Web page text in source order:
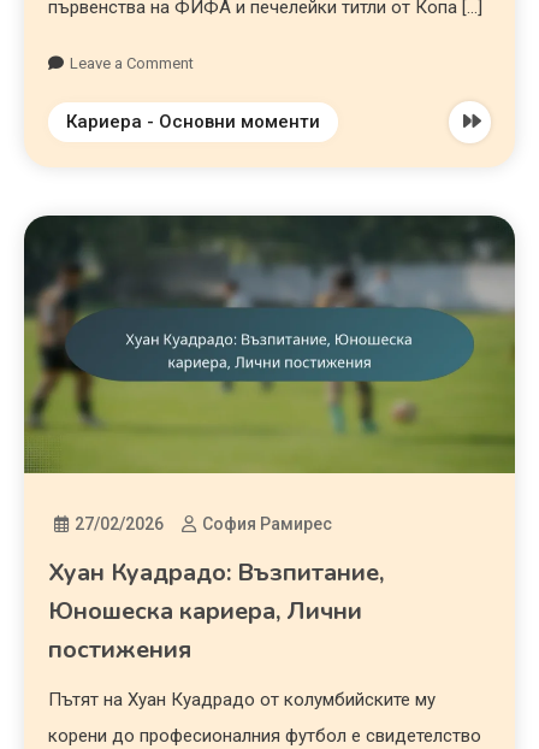
първенства на ФИФА и печелейки титли от Копа […]
Leave a Comment
Кариера - Основни моменти
27/02/2026 София Рамирес
Хуан Куадрадо: Възпитание,
Юношеска кариера, Лични
постижения
Пътят на Хуан Куадрадо от колумбийските му
корени до професионалния футбол е свидетелство